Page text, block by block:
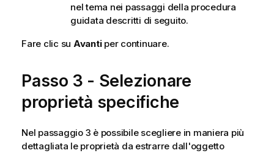
nel tema nei passaggi della procedura
guidata descritti di seguito.
Fare clic su Avantiper continuare.
Passo 3 - Selezionare
proprietà specifiche
Nel passaggio 3 è possibile scegliere in maniera più
dettagliata le proprietà da estrarre dall'oggetto